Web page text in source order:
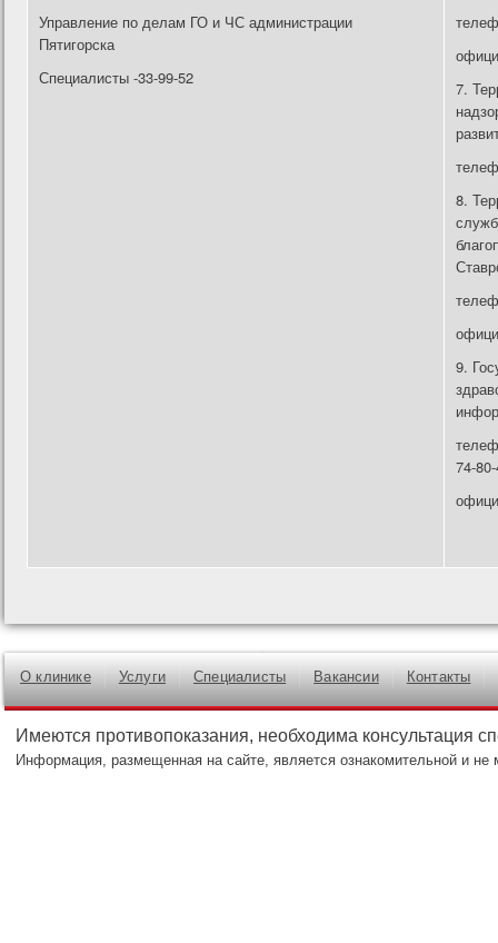
Управление по делам ГО и ЧС администрации
Пятигорска
Специалисты -33-99-52
7.
8.
9.
74-
О клинике Услуги Специалисты Вакансии Контакты
Имеются противопоказания, необходима консультация
Информация, размещенная на сайте, является ознакомительной и